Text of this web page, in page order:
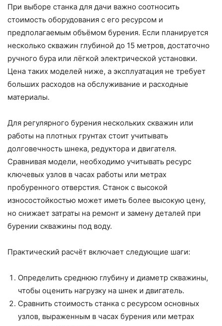
При выборе станка для дачи важно соотносить
стоимость оборудования с его ресурсом и
предполагаемым объёмом бурения. Если планируется
несколько скважин глубиной до 15 метров, достаточно
ручного бура или лёгкой электрической установки.
Цена таких моделей ниже, а эксплуатация не требует
больших расходов на обслуживание и расходные
материалы.
Для регулярного бурения нескольких скважин или
работы на плотных грунтах стоит учитывать
долговечность шнека, редуктора и двигателя.
Сравнивая модели, необходимо учитывать ресурс
ключевых узлов в часах работы или метрах
пробуренного отверстия. Станок с высокой
износостойкостью может иметь более высокую цену,
но снижает затраты на ремонт и замену деталей при
бурении скважины под воду.
Практический расчёт включает следующие шаги:
Определить среднюю глубину и диаметр скважины,
чтобы оценить нагрузку на шнек и двигатель.
Сравнить стоимость станка с ресурсом основных
узлов, выраженным в часах бурения или метрах